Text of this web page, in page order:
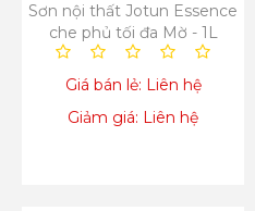
Sơn nội thất Jotun Essence
che phủ tối đa Mờ - 1L
Giá bán lẻ: Liên hệ
Giảm giá: Liên hệ